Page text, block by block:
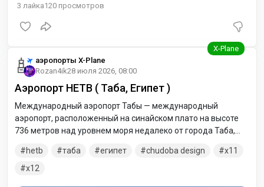
3 лайка120 просмотров
аэропорты X-Plane
Rozan4ik28 июля 2026, 08:00
Аэропорт HETB ( Таба, Египет )
Международный аэропорт Табы — международный
аэропорт, расположенный на синайском плато на высоте
736 метров над уровнем моря недалеко от города Таба,
откуда отправляются в основном чартерные рейсы.
hetb таба египет chudoba design
x11
x12